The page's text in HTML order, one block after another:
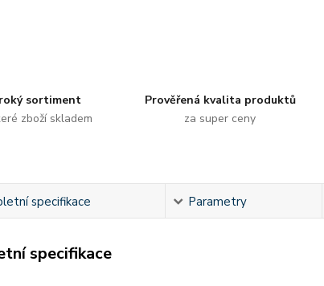
sortiment
zboží skladem
Prověřená kvalita produktů
za super ceny
specifikace Parametry
specifikace